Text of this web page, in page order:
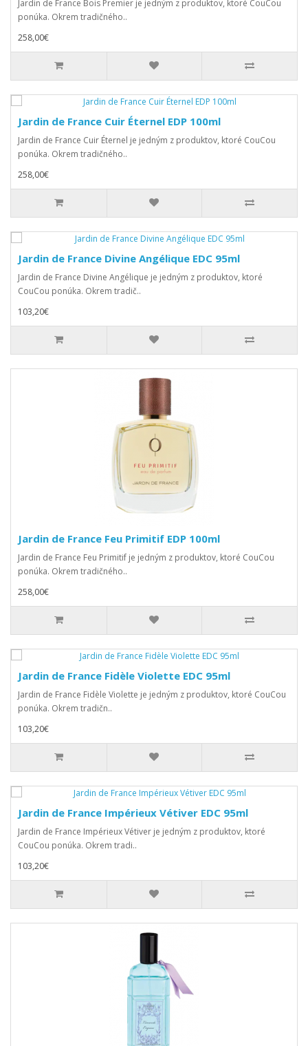
Jardin de France Bois Premier je jedným z produktov, ktoré CouCou
ponúka. Okrem tradičného..
258,00€
Jardin de France Cuir Éternel EDP 100ml
Jardin de France Cuir Éternel je jedným z produktov, ktoré CouCou
ponúka. Okrem tradičného..
258,00€
Jardin de France Divine Angélique EDC 95ml
Jardin de France Divine Angélique je jedným z produktov, ktoré
CouCou ponúka. Okrem tradič..
103,20€
Jardin de France Feu Primitif EDP 100ml
Jardin de France Feu Primitif je jedným z produktov, ktoré CouCou
ponúka. Okrem tradičného..
258,00€
Jardin de France Fidèle Violette EDC 95ml
Jardin de France Fidèle Violette je jedným z produktov, ktoré CouCou
ponúka. Okrem tradičn..
103,20€
Jardin de France Impérieux Vétiver EDC 95ml
Jardin de France Impérieux Vétiver je jedným z produktov, ktoré
CouCou ponúka. Okrem tradi..
103,20€